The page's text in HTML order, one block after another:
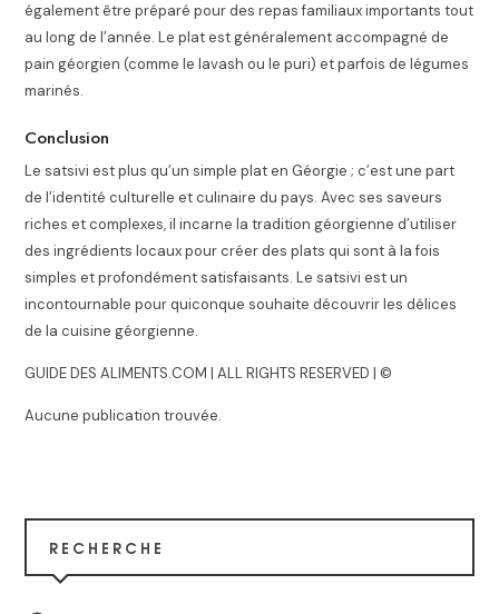
également être préparé pour des repas familiaux importants tout
au long de l’année. Le plat est généralement accompagné de
pain géorgien (comme le lavash ou le puri) et parfois de légumes
marinés.
Conclusion
Le satsivi est plus qu’un simple plat en Géorgie ; c’est une part
de l’identité culturelle et culinaire du pays. Avec ses saveurs
riches et complexes, il incarne la tradition géorgienne d’utiliser
des ingrédients locaux pour créer des plats qui sont à la fois
simples et profondément satisfaisants. Le satsivi est un
incontournable pour quiconque souhaite découvrir les délices
de la cuisine géorgienne.
GUIDE DES ALIMENTS.COM | ALL RIGHTS RESERVED | ©
Aucune publication trouvée.
RECHERCHE